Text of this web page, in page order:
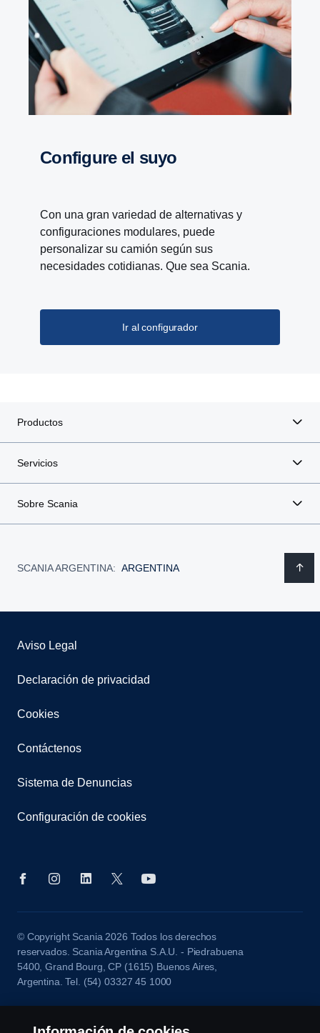
Configure el suyo
Con una gran variedad de alternativas y
configuraciones modulares, puede
personalizar su camión según sus
necesidades cotidianas. Que sea Scania.
Ir al configurador
Productos
Servicios
Sobre Scania
SCANIA ARGENTINA: ARGENTINA
Aviso Legal
Declaración de privacidad
Cookies
Contáctenos
Sistema de Denuncias
Configuración de cookies
© Copyright Scania 2026 Todos los derechos
reservados. Scania Argentina S.A.U. - Piedrabuena
5400, Grand Bourg, CP (1615) Buenos Aires,
Argentina. Tel. (54) 03327 45 1000